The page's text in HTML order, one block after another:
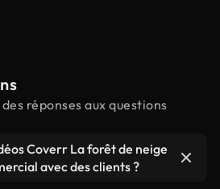
réponses aux questions
Coverr La forêt de neige
avec des clients ?